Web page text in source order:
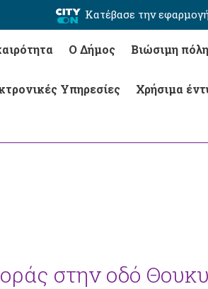
Κατέβασε την
Ο Δήμος Βιώσιμη πόλη
Υπηρεσίες Χρήσιμα
στην οδό